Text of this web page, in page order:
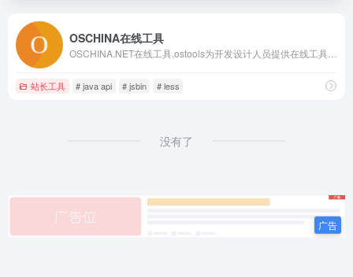
OSCHINA在线工具
站长工具 # java api # jsbin # less
没有了